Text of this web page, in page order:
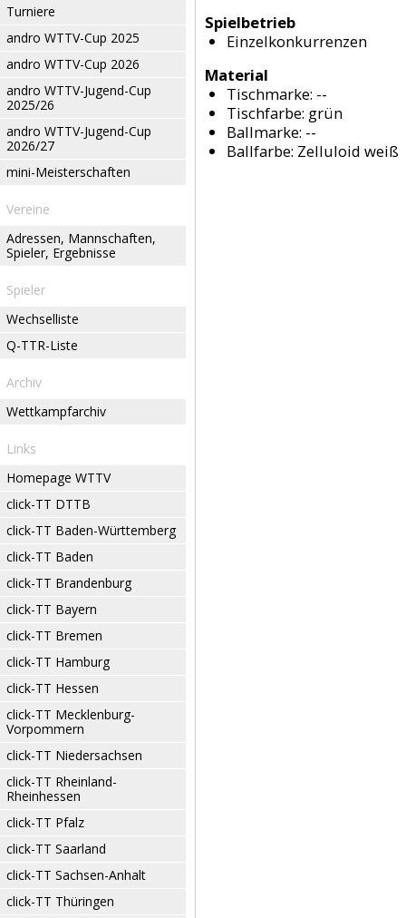
Turniere
andro WTTV-Cup 2025
andro WTTV-Cup 2026
andro WTTV-Jugend-Cup
2025/26
andro WTTV-Jugend-Cup
2026/27
mini-Meisterschaften
Vereine
Adressen, Mannschaften,
Spieler, Ergebnisse
Spieler
Wechselliste
Q-TTR-Liste
Archiv
Wettkampfarchiv
Links
Homepage WTTV
click-TT DTTB
click-TT Baden-Württemberg
click-TT Baden
click-TT Brandenburg
click-TT Bayern
click-TT Bremen
click-TT Hamburg
click-TT Hessen
click-TT Mecklenburg-
Vorpommern
click-TT Niedersachsen
click-TT Rheinland-
Rheinhessen
click-TT Pfalz
click-TT Saarland
click-TT Sachsen-Anhalt
click-TT Thüringen
Spielbetrieb
Einzelkonkurrenzen
Material
Tischmarke: --
Tischfarbe: grün
Ballmarke: --
Ballfarbe: Zelluloid weiß